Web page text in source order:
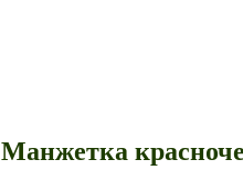
Манжетка